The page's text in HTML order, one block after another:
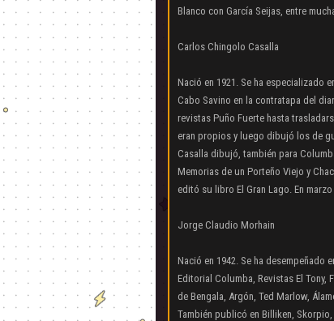
Blanco con García Seijas, entre
Carlos Chingolo Casalla
Nació en 1921. Se ha especializado
Cabo Savino en la contratapa del
revistas Puño Fuerte hasta
eran propios y luego dibujó los de
Casalla dibujó, también para
Memorias de un Porteño Viejo y
editó su libro El Gran Lago. En
Jorge Claudio Morhain
Nació en 1942. Se ha
Editorial Columba, Revistas El Tony,
de Bengala, Argón, Ted Marlow,
También publicó en Billiken,